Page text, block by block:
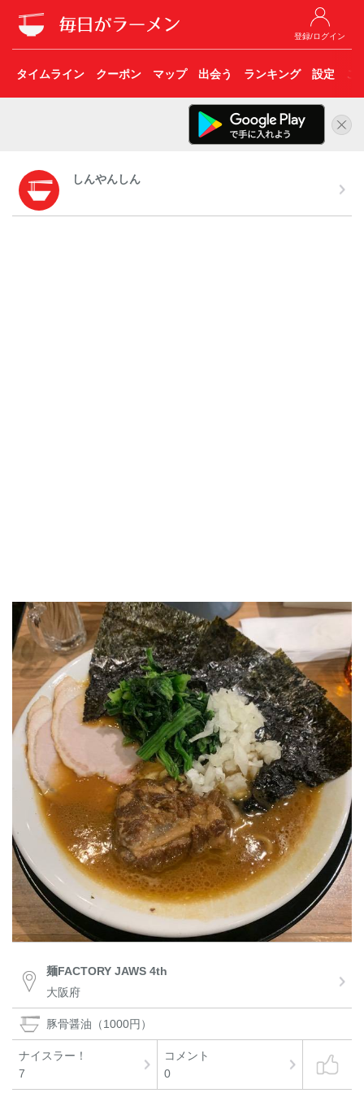
登録/ログイン
タイムライン クーポン マップ 出会う ランキング 設定 こ
しんやんしん
麺FACTORY JAWS 4th
大阪府
豚骨醤油（1000円）
ナイスラー！
7
コメント
0